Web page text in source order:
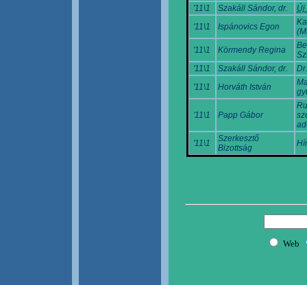
'11\1
Szakáll Sándor, dr.
Új
'11\1
Ispánovics Egon
'11\1
Körmendy Regina
'11\1
Szakáll Sándor, dr.
'11\1
Horváth István
'11\1 Papp Gábor
'11\1
Szerkesztő
Bizottság